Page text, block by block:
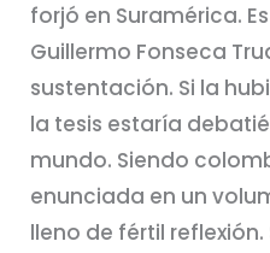
forjó en Suramérica.
Guillermo Fonseca
sustentación. Si la
la tesis estaría
mundo. Siendo
enunciada en un
lleno de fértil reflexión.